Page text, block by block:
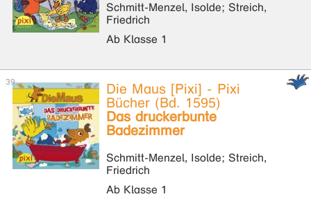
Schmitt-Menzel, Isolde; Streich,
Friedrich
Ab Klasse 1
Die Maus [Pixi] - Pixi
Bücher (Bd. 1595)
Das druckerbunte
Badezimmer
Schmitt-Menzel, Isolde; Streich,
Friedrich
Ab Klasse 1